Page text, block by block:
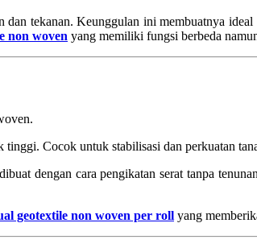
tekanan. Keunggulan ini membuatnya
non woven yang memiliki fungsi berbeda
Cocok untuk stabilisasi dan perkuatan
dengan cara pengikatan serat tanpa
geotextile non woven per roll yang